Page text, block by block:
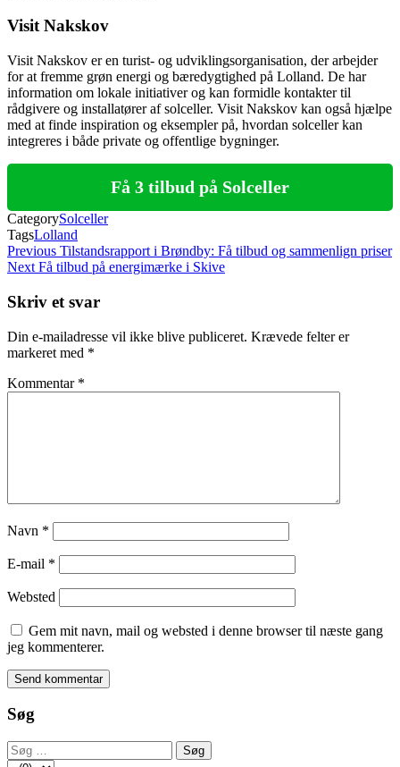
Visit Nakskov
Visit Nakskov er en turist- og udviklingsorganisation, der arbejder
for at fremme grøn energi og bæredygtighed på Lolland. De har
information om lokale initiativer og kan formidle kontakter til
rådgivere og installatører af solceller. Visit Nakskov kan også hjælpe
med at finde inspiration og eksempler på, hvordan solceller kan
integreres i både private og offentlige bygninger.
Få 3 tilbud på Solceller
CategorySolceller
TagsLolland
Indlægsnavigation
Previous
Post
Previous Tilstandsrapport i Brøndby: Få tilbud og sammenlign priser
Next
Next Få tilbud på energimærke i Skive
Skriv et svar
Din e-mailadresse vil ikke blive publiceret. Krævede felter er
markeret med *
Kommentar *
Navn *
E-mail *
Websted
Gem mit navn, mail og websted i denne browser til næste gang
jeg kommenterer.
Søg
Søg
efter: